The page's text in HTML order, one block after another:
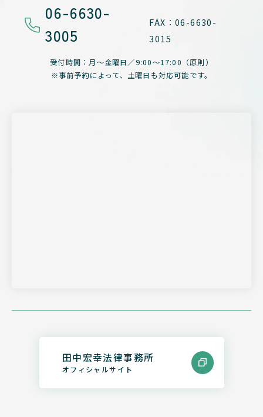
06-6630-
3005
FAX：06-6630-
3015
受付時間：月～金曜日／9:00～17:00（原則）
※事前予約によって、 土曜日も対応可能です。
田中宏幸法律事務所
オフィシャルサイト